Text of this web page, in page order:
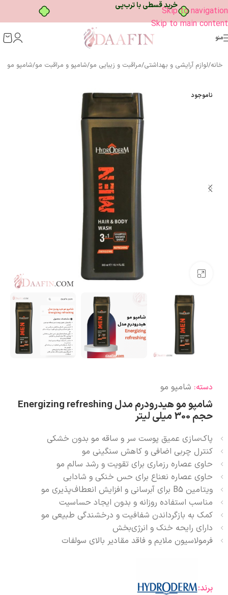
خرید قسطی با ترب‌پیSkip to navigation
Skip to main content
منو
خانه/لوازم آرایشی و بهداشتی/مراقبت و زیبایی مو/شامپو و مراقبت مو/شامپو مو
ناموجود
بزرگنمایی تصویر
دسته: شامپو مو
شامپو مو هیدرودرم مدل Energizing refreshing
حجم 300 میلی لیتر
پاک‌سازی عمیق پوست سر و ساقه مو بدون خشکی
کنترل چربی اضافی و کاهش سنگینی مو
حاوی عصاره رزماری برای تقویت و رشد سالم مو
حاوی عصاره نعناع برای حس خنکی و شادابی
ویتامین B5 برای آبرسانی و افزایش انعطاف‌پذیری مو
مناسب استفاده روزانه و بدون ایجاد حساسیت
کمک به بازگرداندن شفافیت و درخشندگی طبیعی مو
دارای رایحه خنک و انرژی‌بخش
فرمولاسیون ملایم و فاقد مقادیر بالای سولفات
برند: